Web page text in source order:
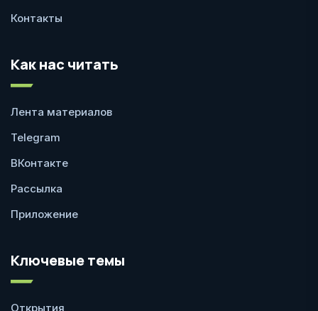
Контакты
Как нас читать
Лента материалов
Telegram
ВКонтакте
Рассылка
Приложение
Ключевые темы
Открытия